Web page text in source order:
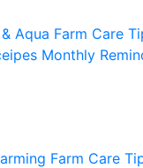
Aqua Farm Care
Monthly
Farm Care